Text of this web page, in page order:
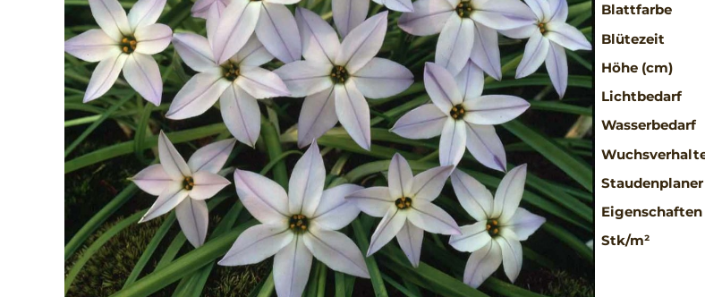
Blattfarbe
Blütezeit
Höhe (cm)
Lichtbedarf
Wasserbedarf
Staudenplaner
Eigenschaften
Stk/m²